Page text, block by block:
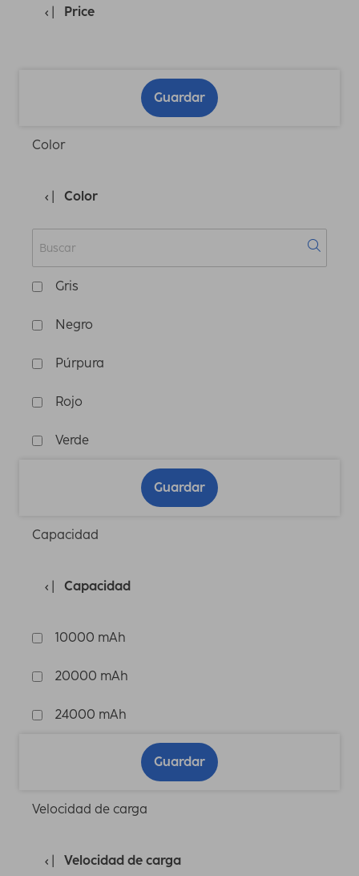
Price
Guardar
Color
Color
Gris
Negro
Púrpura
Rojo
Verde
Guardar
Capacidad
Capacidad
10000 mAh
20000 mAh
24000 mAh
Guardar
Velocidad de carga
Velocidad de carga